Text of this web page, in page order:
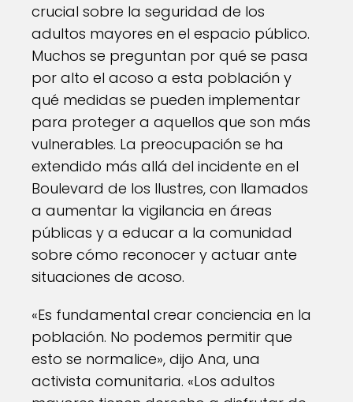
crucial sobre la seguridad de los
adultos mayores en el espacio público.
Muchos se preguntan por qué se pasa
por alto el acoso a esta población y
qué medidas se pueden implementar
para proteger a aquellos que son más
vulnerables. La preocupación se ha
extendido más allá del incidente en el
Boulevard de los Ilustres, con llamados
a aumentar la vigilancia en áreas
públicas y a educar a la comunidad
sobre cómo reconocer y actuar ante
situaciones de acoso.
«Es fundamental crear conciencia en la
población. No podemos permitir que
esto se normalice», dijo Ana, una
activista comunitaria. «Los adultos